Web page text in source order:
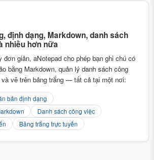
định dạng, Markdown, danh sách
nhiều hơn nữa
đơn giản, aNotepad cho phép bạn ghi chú có
bằng Markdown, quản lý danh sách công
vẽ trên bảng trắng — tất cả tại một nơi:
bản định dạng
Danh sách công việc
Bảng trắng trực tuyến